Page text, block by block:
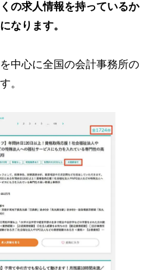
の求人情報を持っているか
なります。
中心に全国の会計事務所の
。